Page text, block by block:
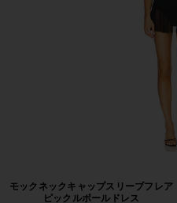
モックネックキャップスリーブフレア
ピックルボールドレス